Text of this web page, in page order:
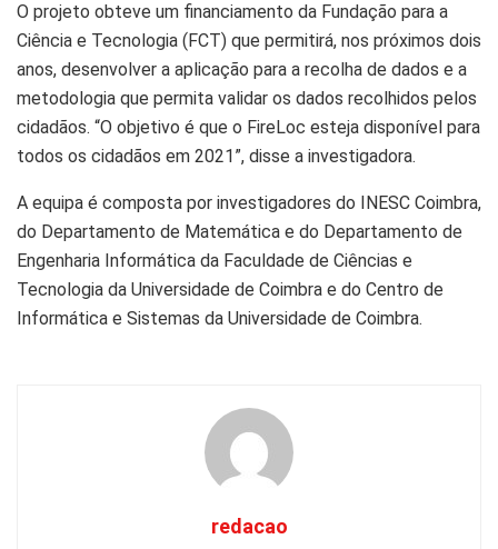
O projeto obteve um financiamento da Fundação para a
Ciência e Tecnologia (FCT) que permitirá, nos próximos dois
anos, desenvolver a aplicação para a recolha de dados e a
metodologia que permita validar os dados recolhidos pelos
cidadãos. “O objetivo é que o FireLoc esteja disponível para
todos os cidadãos em 2021”, disse a investigadora.
A equipa é composta por investigadores do INESC Coimbra,
do Departamento de Matemática e do Departamento de
Engenharia Informática da Faculdade de Ciências e
Tecnologia da Universidade de Coimbra e do Centro de
Informática e Sistemas da Universidade de Coimbra.
redacao